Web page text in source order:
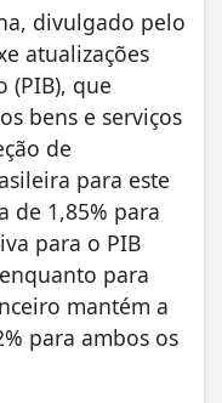
divulgado pelo
atualizações
(PIB), que
bens e serviços
de
para este
de 1,85% para
para o PIB
para
mantém a
para ambos os